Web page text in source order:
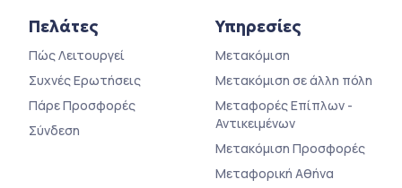
Πελάτες
Πώς Λειτουργεί
Συχνές Ερωτήσεις
Πάρε Προσφορές
Σύνδεση
Υπηρεσίες
Μετακόμιση
Μετακόμιση σε άλλη πόλη
Μεταφορές Επίπλων -
Αντικειμένων
Μετακόμιση Προσφορές
Μεταφορική Αθήνα